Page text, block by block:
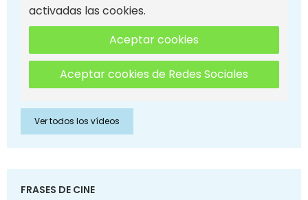
activadas las cookies.
Aceptar cookies
Aceptar cookies de Redes Sociales
Ver todos los vídeos
FRASES DE CINE